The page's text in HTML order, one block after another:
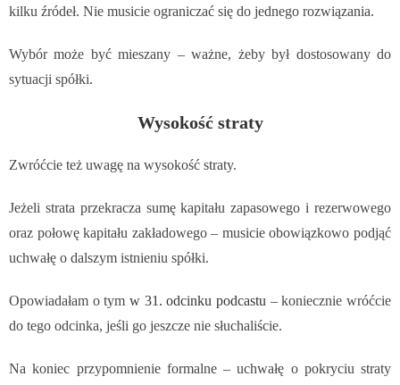
kilku źródeł. Nie musicie ograniczać się do jednego rozwiązania.
Wybór może być mieszany – ważne, żeby był dostosowany do
sytuacji spółki.
Wysokość straty
Zwróćcie też uwagę na wysokość straty.
Jeżeli strata przekracza sumę kapitału zapasowego i rezerwowego
oraz połowę kapitału zakładowego – musicie obowiązkowo podjąć
uchwałę o dalszym istnieniu spółki.
Opowiadałam o tym w 31. odcinku podcastu – koniecznie wróćcie
do tego odcinka, jeśli go jeszcze nie słuchaliście.
Na koniec przypomnienie formalne – uchwałę o pokryciu straty